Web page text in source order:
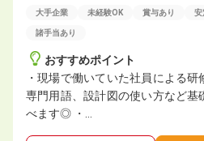
大手企業 未経験OK 賞与あり 安
諸手当あり
おすすめポイント
・現場で働いていた社員による
専門用語、設計図の使い方など基
べます◎ ・…